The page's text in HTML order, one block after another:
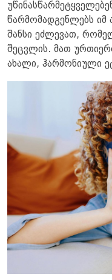
წარმომადგენლებს იმ
შანსი ეძლევათ,
შეცვლის. მათ
ახალი, ჰარმონიული